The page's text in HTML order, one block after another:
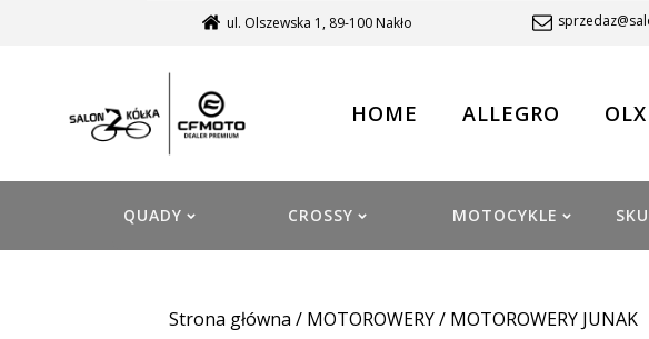
ul. Olszewska 1, 89-100 Nakło
HOME ALLEGRO OLX
QUADY CROSSY MOTOCYKLE
Strona główna / MOTOROWERY/ MOTOROWERY JUNAK